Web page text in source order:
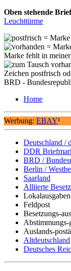
Oben stehende
Leuchttürme
= Marke
=
Marke fehlt in
Zeichen postfrisch
BRD -
Home
Werbung: EBAY¹
Deutschland /
DDR
BRD /
Berlin /
Saarland
Alliierte
Lokalausgaben
Feldpost
Besetzungs-
Abstimmungs-
Auslands-
Altdeutschland
Deutsches